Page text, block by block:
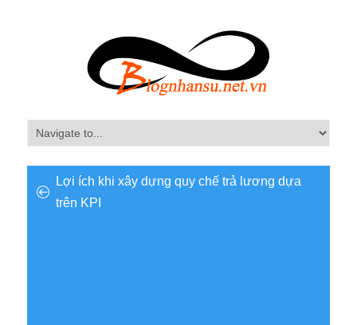
Lợi ích khi xây dựng quy chế trả lương dựa
trên KPI